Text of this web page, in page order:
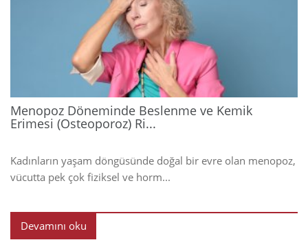
Menopoz Döneminde Beslenme ve Kemik
Erimesi (Osteoporoz) Ri...
Kadınların yaşam döngüsünde doğal bir evre olan menopoz,
vücutta pek çok fiziksel ve horm...
Devamını oku